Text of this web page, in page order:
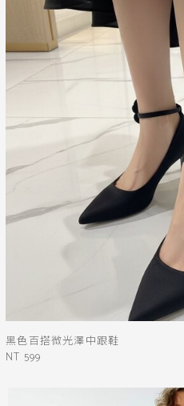
黑色百搭微光澤中跟鞋
NT 599